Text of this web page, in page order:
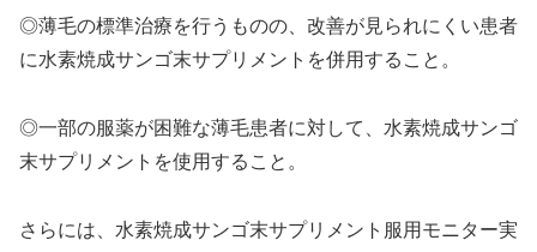
◎薄毛の標準治療を行うものの、改善が見られにくい患者
に水素焼成サンゴ末サプリメントを併用すること。
◎一部の服薬が困難な薄毛患者に対して、水素焼成サンゴ
末サプリメントを使用すること。
さらには、水素焼成サンゴ末サプリメント服用モニター実